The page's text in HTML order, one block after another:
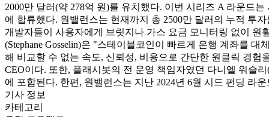
2000만 달러(약 278억 원)를 유치했다. 이번 시리즈 A 라운드
에 합류했다. 원밸런스는 현재까지 총 2500만 달러의 누적 투
개발자들이 사용자에게 브릿지나 가스 요금 모니터링 없이 원
(Stephane Gosselin)은 "스테이블코인이 빠르게 은행 계좌를
해 비교할 수 없는 속도, 신뢰성, 비용으로 간단한 원클릭 경험
CEO이다. 또한, 플래시봇의 전 운영 책임자였던 다니엘 워슬
에 포함된다. 한편, 원밸런스는 지난 2024년 6월 시드 펀딩 라
기사 정보
카테고리